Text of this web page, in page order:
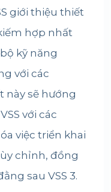
giới thiệu thiết
hợp nhất
kỹ năng
với các
này sẽ hướng
với các
việc triển khai
chỉnh, đồng
sau VSS 3.